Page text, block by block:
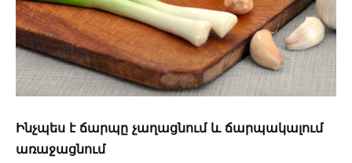
Ինչպես է ճարպը չաղացնում և ճարպակալում
առաջացնում